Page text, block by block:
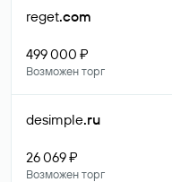
reget.com
499 000 ₽
Возможен торг
desimple.ru
26 069 ₽
Возможен торг